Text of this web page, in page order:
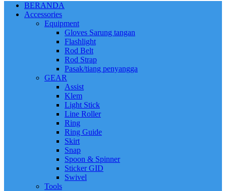
BERANDA
Accessories
Equipment
Gloves Sarung tangan
Flashlight
Rod Belt
Rod Strap
Pasak/tiang penyangga
GEAR
Assist
Klem
Light Stick
Line Roller
Ring
Ring Guide
Skirt
Snap
Spoon & Spinner
Sticker GID
Swivel
Tools